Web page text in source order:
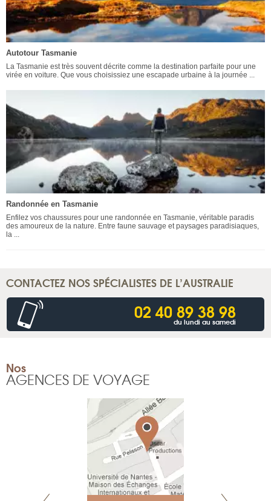
Autotour Tasmanie
La Tasmanie est très souvent décrite comme la destination parfaite pour une
virée en voiture. Que vous choisissiez une escapade urbaine à la journée ...
Randonnée en Tasmanie
Enfilez vos chaussures pour une randonnée en Tasmanie, véritable paradis
des amoureux de la nature. Entre faune sauvage et paysages paradisiaques,
la ...
CONTACTEZ NOS SPÉCIALISTES DE L’AUSTRALIE
02 40 89 38 98
du lundi au samedi
Nos
AGENCES DE VOYAGE